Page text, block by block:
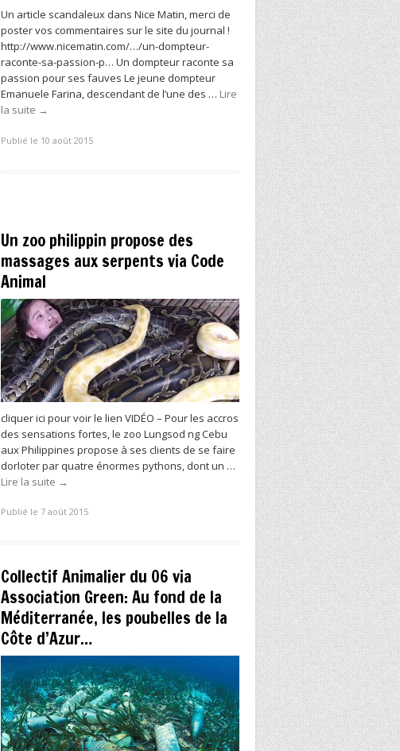
Un article scandaleux dans Nice Matin, merci de
poster vos commentaires sur le site du journal !
http://www.nicematin.com/…/un-dompteur-
raconte-sa-passion-p… Un dompteur raconte sa
passion pour ses fauves Le jeune dompteur
Emanuele Farina, descendant de l’une des … Lire
la suite →
Publié le 10 août 2015
Un zoo philippin propose des
massages aux serpents via Code
Animal
cliquer ici pour voir le lien VIDÉO – Pour les accros
des sensations fortes, le zoo Lungsod ng Cebu
aux Philippines propose à ses clients de se faire
dorloter par quatre énormes pythons, dont un …
Lire la suite →
Publié le 7 août 2015
Collectif Animalier du 06 via
Association Green: Au fond de la
Méditerranée, les poubelles de la
Côte d’Azur…